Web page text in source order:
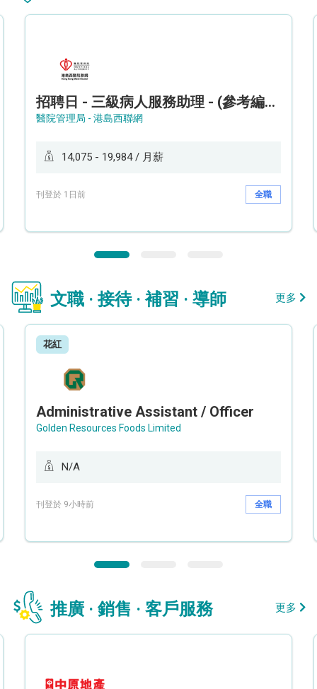
招聘日 - 三級病人服務助理 - (參考編號: HKWCS260107)
醫院管理局 - 港島西聯網
14,075 - 19,984 / 月薪
刊登於 1日前 全職
文職 · 接待 · 補習 · 導師 更多
花紅
Administrative Assistant / Officer
Golden Resources Foods Limited
N/A
刊登於 9小時前 全職
推廣 · 銷售 · 客戶服務 更多